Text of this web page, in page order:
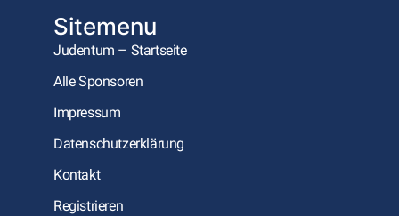
Sitemenu
Judentum – Startseite
Alle Sponsoren
Impressum
Datenschutzerklärung
Kontakt
Registrieren